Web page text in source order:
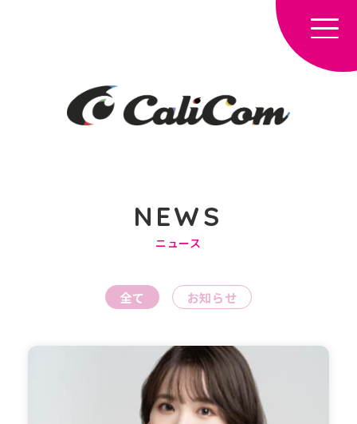
HOME NEWS
CONTACT
NEWS
ニュース
全て お知らせ